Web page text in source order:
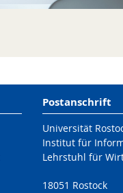
Postanschrift
Universität
Institut für
Lehrstuhl für
18051 Rostock